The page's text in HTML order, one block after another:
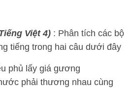
Việt 4) : Phân tích các bộ
tiếng trong hai câu dưới đây
phủ lấy giá gương
phải thương nhau cùng